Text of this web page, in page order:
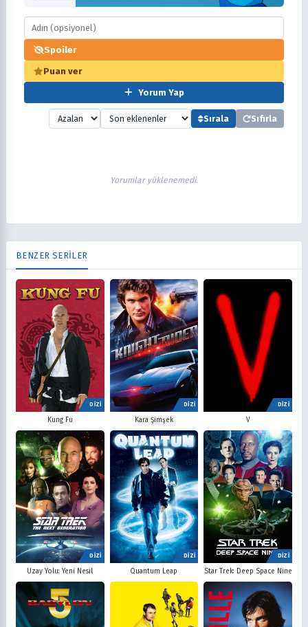
Spoiler
Puan ver
Yorum Yap
Sırala Sıfırla
Yorumlar yüklenemedi.
BENZER SERİLER
DİZİ
Kung Fu
DİZİ
Kara Şimşek
DİZİ
V
DİZİ
Uzay Yolu: Yeni Nesil
DİZİ
Quantum Leap
DİZİ
Star Trek: Deep Space Nine